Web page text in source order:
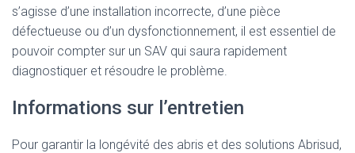
s’agisse d’une installation incorrecte, d’une pièce
défectueuse ou d’un dysfonctionnement, il est essentiel de
pouvoir compter sur un SAV qui saura rapidement
diagnostiquer et résoudre le problème.
Informations sur l’entretien
Pour garantir la longévité des abris et des solutions Abrisud,